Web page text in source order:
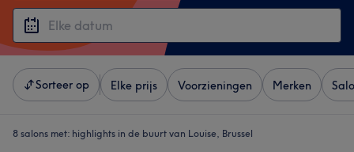
Sorteer op Elke prijs Voorzieningen Merken
8 salons met: highlights in de buurt van Louise, Brussel